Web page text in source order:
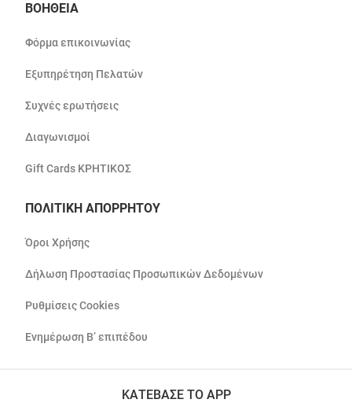
ΒΟΗΘΕΙΑ
Φόρμα επικοινωνίας
Εξυπηρέτηση Πελατών
Συχνές ερωτήσεις
Διαγωνισμοί
Gift Cards ΚΡΗΤΙΚΟΣ
ΠΟΛΙΤΙΚΗ ΑΠΟΡΡΗΤΟΥ
Όροι Χρήσης
Δήλωση Προστασίας Προσωπικών Δεδομένων
Ρυθμίσεις Cookies
Ενημέρωση Β’ επιπέδου
ΚΑΤΕΒΑΣΕ ΤΟ APP